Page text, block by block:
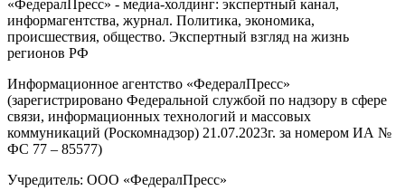
«ФедералПресс» - медиа-холдинг: экспертный канал,
информагентства, журнал. Политика, экономика,
происшествия, общество. Экспертный взгляд на жизнь
регионов РФ
Информационное агентство «ФедералПресс»
(зарегистрировано Федеральной службой по надзору в сфере
связи, информационных технологий и массовых
коммуникаций (Роскомнадзор) 21.07.2023г. за номером ИА №
ФС 77 – 85577)
Учредитель: ООО «ФедералПресс»